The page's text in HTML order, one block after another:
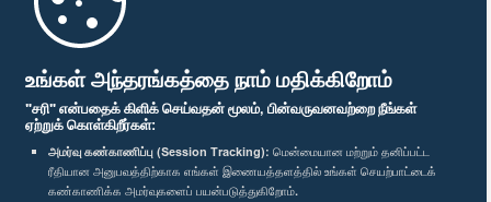
உங்கள் அந்தரங்கத்தை நாம் மதிக்கிறோம்
"சரி" என்பதைக் கிளிக் செய்வதன் மூலம், பின்வருவனவற்றை நீங்கள்
ஏற்றுக் கொள்கிறீர்கள்:
அமர்வு கண்காணிப்பு (Session Tracking): மென்மையான மற்றும் தனிப்பட்ட
ரீதியான அனுபவத்திற்காக எங்கள் இணையத்தளத்தில் உங்கள் செயற்பாட்டைக்
கண்காணிக்க அமர்வுகளைப் பயன்படுத்துகிறோம்.
பாராளுமன்ற கையடக்க செயலி
எம்மை பின்தொடர்க :